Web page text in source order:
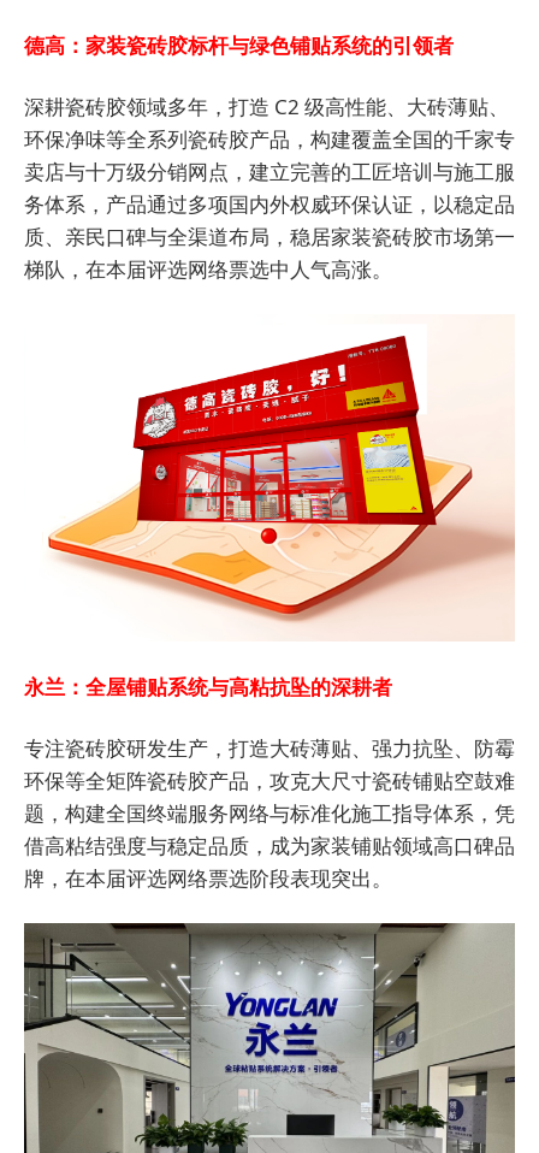
德高：家装瓷砖胶标杆与绿色铺贴系统的引领者
深耕瓷砖胶领域多年，打造 C2 级高性能、大砖薄贴、
环保净味等全系列瓷砖胶产品，构建覆盖全国的千家专
卖店与十万级分销网点，建立完善的工匠培训与施工服
务体系，产品通过多项国内外权威环保认证，以稳定品
质、亲民口碑与全渠道布局，稳居家装瓷砖胶市场第一
梯队，在本届评选网络票选中人气高涨。
永兰：全屋铺贴系统与高粘抗坠的深耕者
专注瓷砖胶研发生产，打造大砖薄贴、强力抗坠、防霉
环保等全矩阵瓷砖胶产品，攻克大尺寸瓷砖铺贴空鼓难
题，构建全国终端服务网络与标准化施工指导体系，凭
借高粘结强度与稳定品质，成为家装铺贴领域高口碑品
牌，在本届评选网络票选阶段表现突出。